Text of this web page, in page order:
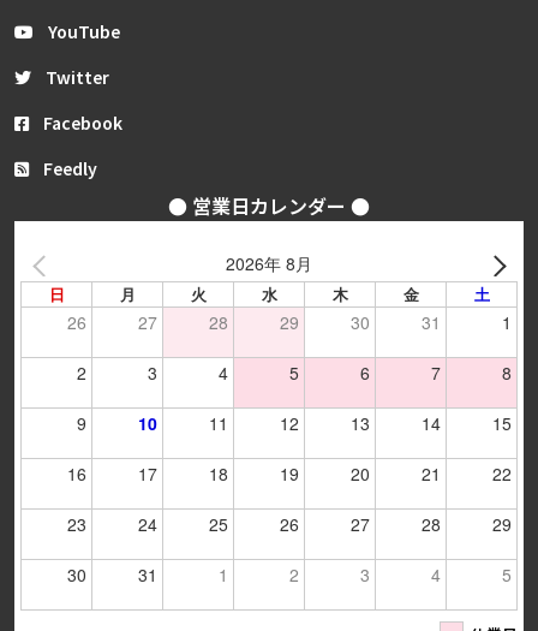
YouTube
Twitter
Facebook
Feedly
● 営業日カレンダー ●
2026年 8月
日 月 火 水 木 金 土
26 27 28 29 30 31 1
2 3 4 5 6 7 8
9 10 11 12 13 14 15
16 17 18 19 20 21 22
23 24 25 26 27 28 29
30 31 1 2 3 4 5